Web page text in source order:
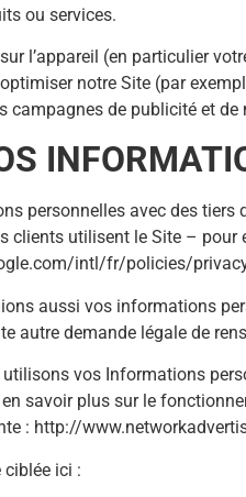
ou services.
l’appareil (en particulier
notre Site (par
campagnes de publicité et de
personnelles avec des
clients utilisent le Site –
intl/fr/policies/
aussi vos informations
autre demande légale de
vos Informations
savoir plus sur le
: http://
ici :